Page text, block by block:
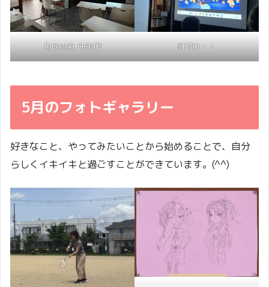
魚吹の風 映画館 釘付け！！
5月のフォトギャラリー
好きなこと、やってみたいことから始めることで、自分
らしくイキイキと過ごすことができています。(^^)